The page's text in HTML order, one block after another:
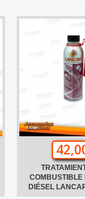
COMBUSTIBLE
DIÉSEL